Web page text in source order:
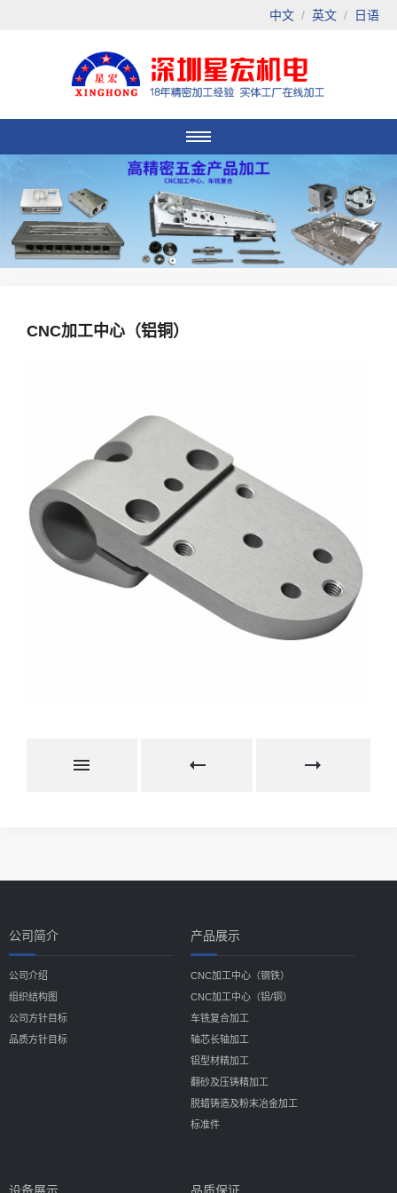
中文 / 英文 / 日语
CNC加工中心（铝铜）
公司简介
公司介绍
组织结构图
公司方针目标
品质方针目标
产品展示
CNC加工中心（钢铁）
CNC加工中心（铝/铜）
车铣复合加工
轴芯长轴加工
铝型材精加工
翻砂及压铸精加工
脱蜡铸造及粉末冶金加工
标准件